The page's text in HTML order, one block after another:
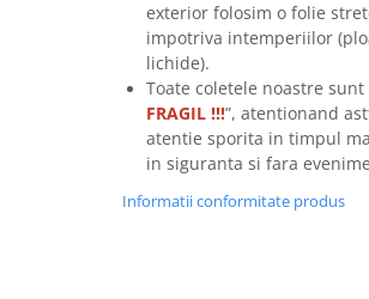
exterior folosim o folie
impotriva intemperiilor
lichide).
Toate coletele noastre
FRAGIL !!!”, atentionand
atentie sporita in timpul
in siguranta si fara
Informatii conformitate produs